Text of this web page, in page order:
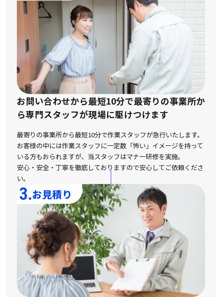
お問い合わせから最短10分で最寄りの事業所か
ら専門スタッフが現場に駆けつけます
最寄りの事業所から最短10分で作業スタッフが急行いたします。
お客様の中には作業スタッフに一定数「怖い」イメージを持って
いる方もおられますが、 当スタッフはマナー研修を実施。
安心・安全・丁寧を徹底しておりますので安心してご依頼くださ
い。
3.お見積り